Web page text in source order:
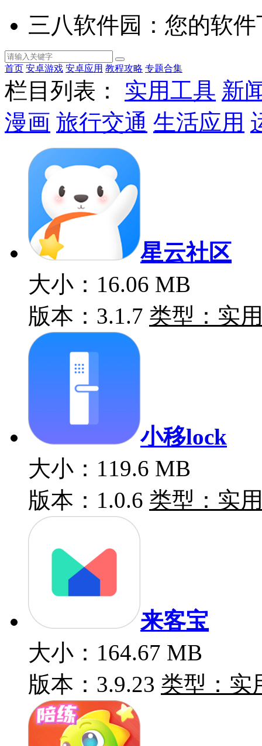
三八软件园：您的软
首页 安卓游戏 安卓应用 教程攻略 专题合集
栏目列表： 实用工具 新
漫画 旅行交通 生活应用
星云社区
大小：16.06 MB
版本：3.1.7 类型：实
小移lock
大小：119.6 MB
版本：1.0.6 类型：实
来客宝
大小：164.67 MB
版本：3.9.23 类型：实